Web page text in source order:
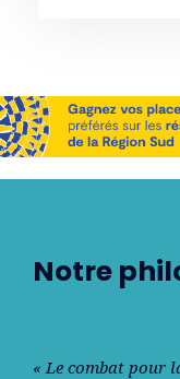
Notre
« Le combat pour